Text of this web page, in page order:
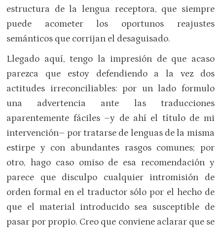
estructura de la lengua receptora, que siempre
puede acometer los oportunos reajustes
semánticos que corrijan el desaguisado.
Llegado aquí, tengo la impresión de que acaso
parezca que estoy defendiendo a la vez dos
actitudes irreconciliables: por un lado formulo
una advertencia ante las traducciones
aparentemente fáciles –y de ahí el título de mi
intervención– por tratarse de lenguas de la misma
estirpe y con abundantes rasgos comunes; por
otro, hago caso omiso de esa recomendación y
parece que disculpo cualquier intromisión de
orden formal en el traductor sólo por el hecho de
que el material introducido sea susceptible de
pasar por propio. Creo que conviene aclarar que se